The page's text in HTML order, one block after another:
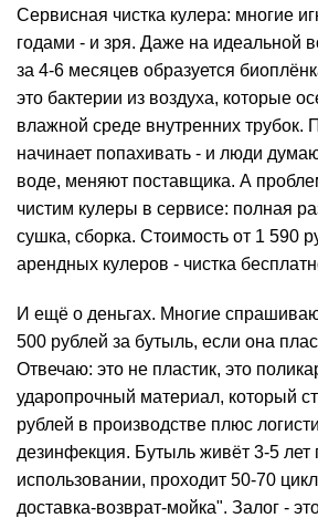
Сервисная чистка кулера: многие
годами - и зря. Даже на идеальной
за 4-6 месяцев образуется
это бактерии из воздуха, которые
влажной среде внутренних трубок.
начинает попахивать - и люди
воде, меняют поставщика. А
чистим кулеры в сервисе: полная
сушка, сборка. Стоимость от 1 590
арендных кулеров - чистка
И ещё о деньгах. Многие
500 рублей за бутыль, если она
Отвечаю: это не пластик, это
ударопрочный материал, который
рублей в производстве плюс
дезинфекция. Бутыль живёт 3-5
использовании, проходит 50-70
доставка-возврат-мойка". Залог -